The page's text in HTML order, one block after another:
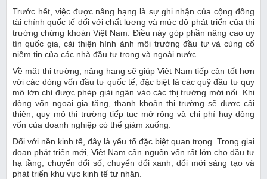
Trước hết, việc được nâng hạng là sự ghi nhận của cộng đồng
tài chính quốc tế đối với chất lượng và mức độ phát triển của thị
trường chứng khoán Việt Nam. Điều này góp phần nâng cao uy
tín quốc gia, cải thiện hình ảnh môi trường đầu tư và củng cố
niềm tin của các nhà đầu tư trong và ngoài nước.
Về mặt thị trường, nâng hạng sẽ giúp Việt Nam tiếp cận tốt hơn
với các dòng vốn đầu tư quốc tế, đặc biệt là các quỹ đầu tư quy
mô lớn chỉ được phép giải ngân vào các thị trường mới nổi. Khi
dòng vốn ngoại gia tăng, thanh khoản thị trường sẽ được cải
thiện, quy mô thị trường tiếp tục mở rộng và chi phí huy động
vốn của doanh nghiệp có thể giảm xuống.
Đối với nền kinh tế, đây là yếu tố đặc biệt quan trọng. Trong giai
đoạn phát triển mới, Việt Nam cần nguồn vốn rất lớn cho đầu tư
hạ tầng, chuyển đổi số, chuyển đổi xanh, đổi mới sáng tạo và
phát triển khu vực kinh tế tư nhân.